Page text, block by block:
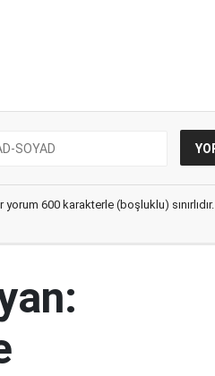
600 karakterle (boşluklu) sınırlıdır.